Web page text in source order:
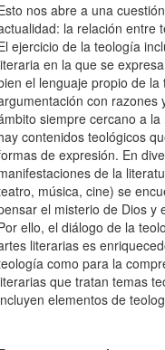
nos abre a una
la relación entre
ejercicio de la teología
en la que se
el lenguaje propio de la
con razones
siempre cercano a la
contenidos teológicos
de expresión. En
de la
música, cine) se
el misterio de Dios y
ello, el diálogo de la
literarias es
como para la
que tratan temas
elementos de